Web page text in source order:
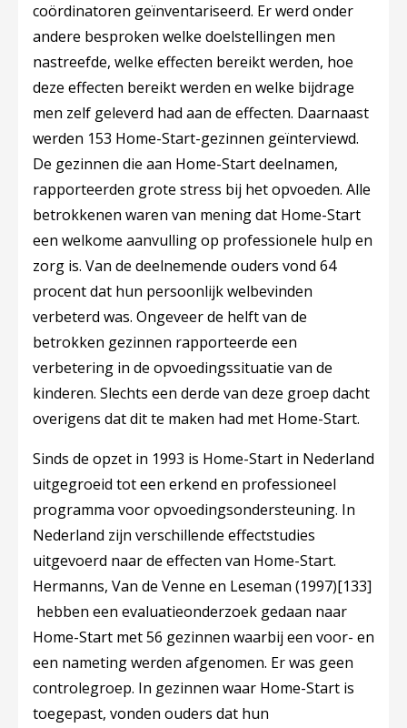
coördinatoren geïnventariseerd. Er werd onder
andere besproken welke doelstellingen men
nastreefde, welke effecten bereikt werden, hoe
deze effecten bereikt werden en welke bijdrage
men zelf geleverd had aan de effecten. Daarnaast
werden 153 Home-Start-gezinnen geïnterviewd.
De gezinnen die aan Home-Start deelnamen,
rapporteerden grote stress bij het opvoeden. Alle
betrokkenen waren van mening dat Home-Start
een welkome aanvulling op professionele hulp en
zorg is. Van de deelnemende ouders vond 64
procent dat hun persoonlijk welbevinden
verbeterd was. Ongeveer de helft van de
betrokken gezinnen rapporteerde een
verbetering in de opvoedingssituatie van de
kinderen. Slechts een derde van deze groep dacht
overigens dat dit te maken had met Home-Start.
Sinds de opzet in 1993 is Home-Start in Nederland
uitgegroeid tot een erkend en professioneel
programma voor opvoedingsondersteuning. In
Nederland zijn verschillende effectstudies
uitgevoerd naar de effecten van Home-Start.
Hermanns, Van de Venne en Leseman (1997)[133]
hebben een evaluatieonderzoek gedaan naar
Home-Start met 56 gezinnen waarbij een voor- en
een nameting werden afgenomen. Er was geen
controlegroep. In gezinnen waar Home-Start is
toegepast, vonden ouders dat hun